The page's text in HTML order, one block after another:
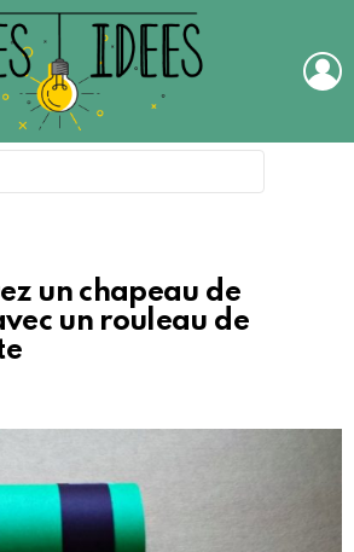
un chapeau de
un rouleau de